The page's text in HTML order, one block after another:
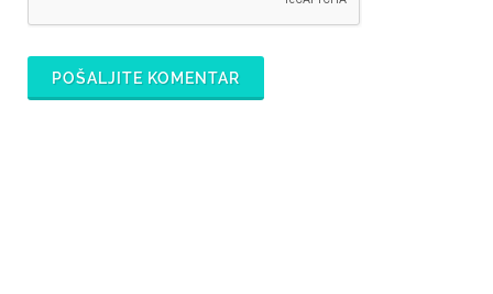
POŠALJITE KOMENTAR